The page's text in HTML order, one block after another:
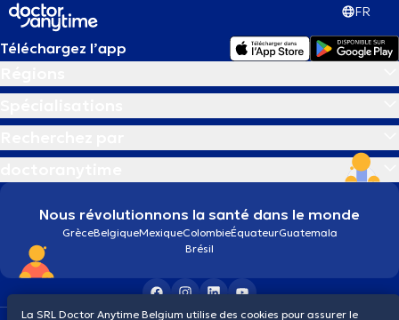
FR
Téléchargez l’app
Nous révolutionnons la santé dans le monde
GrèceBelgiqueMexiqueColombieÉquateurGuatemala
Brésil
La SRL Doctor Anytime Belgium utilise des cookies pour assurer le